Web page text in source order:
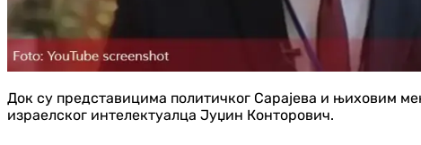
Док су представицима политичког Сарајева и њиховим
израелског интелектуалца Јуџин Конторович.